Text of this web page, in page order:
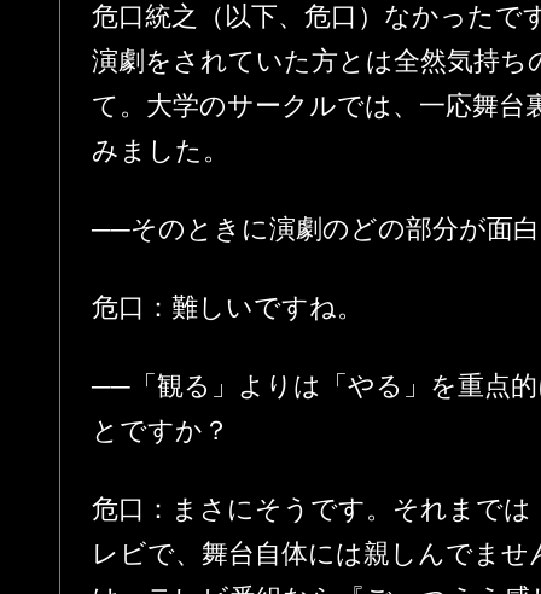
危口統之（以下、危口）なかったで
演劇をされていた方とは全然気持
て。大学のサークルでは、一応舞台
みました。
──そのときに演劇のどの部分が面
危口：難しいですね。
──「観る」よりは「やる」を重点
とですか？
危口：まさにそうです。それまで
レビで、舞台自体には親しんでま